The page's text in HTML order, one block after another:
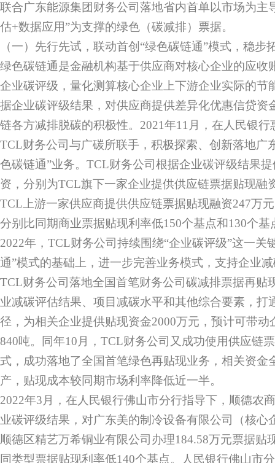
联合广东能源集团财务公司落地省内首单以市场为主
估+数据应用”为支撑的绿色（碳减排）票据。
（一）先行先试，联动首创“绿色碳链通”模式，稳步
绿色碳链通是金融机构基于供应商对核心企业的应收
企业碳评级，量化测算核心企业上下游企业实际的节
据企业碳评级结果，对供应商提供差异化优惠信贷资
链各方减排脱碳的积极性。2021年11月，在人民银
TCL财务公司与广碳所联手，积极探索、创新落地广
色碳链通”业务。TCL财务公司根据企业碳评级结果
资，分别为TCL旗下一家企业提供供应链票据贴现融
TCL上游一家供应商提供供应链票据贴现融资247万
分别比同期商业票据贴现利率低150个基点和130个基
2022年，TCL财务公司持续围绕“企业碳评级”这一关
通”模式的基础上，进一步完善业务模式，支持企业
TCL财务公司落地全国首笔财务公司碳减排票据再贴
业减碳评估结果、项目减碳水平和其他综合要素，打
径，为相关企业提供贴现资金2000万元，预计可带
840吨。同年10月，TCL财务公司又成功使用供应链
式，成功落地了全国首笔绿色再贴现业务，相关资金
产，贴现成本较同期市场利率降低近一半。
2022年3月，在人民银行佛山市分行指导下，顺德农
业碳评级结果，对广东美的制冷设备有限公司（核
顺德区精艺万希铜业有限公司办理184.58万元票据贴
同类型票据贴现利率低140个基点。人民银行佛山市